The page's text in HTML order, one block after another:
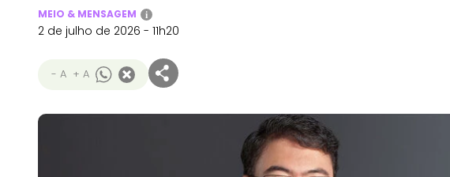
MEIO & MENSAGEM i
2 de julho de 2026 - 11h20
- A + A